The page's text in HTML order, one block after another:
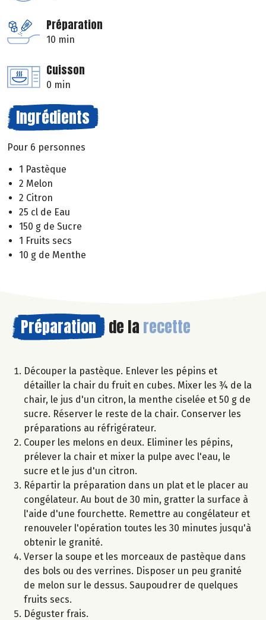
Préparation
10 min
Cuisson
0 min
Ingrédients
Pour 6 personnes
1 Pastèque
2 Melon
2 Citron
25 cl de Eau
150 g de Sucre
1 Fruits secs
10 g de Menthe
Préparation de la recette
Découper la pastèque. Enlever les pépins et
détailler la chair du fruit en cubes. Mixer les ¾ de la
chair, le jus d'un citron, la menthe ciselée et 50 g de
sucre. Réserver le reste de la chair. Conserver les
préparations au réfrigérateur.
Couper les melons en deux. Eliminer les pépins,
prélever la chair et mixer la pulpe avec l'eau, le
sucre et le jus d'un citron.
Répartir la préparation dans un plat et le placer au
congélateur. Au bout de 30 min, gratter la surface à
l'aide d'une fourchette. Remettre au congélateur et
renouveler l'opération toutes les 30 minutes jusqu'à
obtenir le granité.
Verser la soupe et les morceaux de pastèque dans
des bols ou des verrines. Disposer un peu granité
de melon sur le dessus. Saupoudrer de quelques
fruits secs.
Déguster frais.